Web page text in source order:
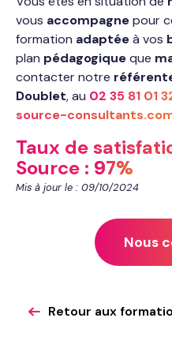
vous accompagnepour
formation adaptéeà vos
plan pédagogiqueque
contacter notre
Doublet, au 02 35 81 01
source-
Taux de
Source : 97%
Mis à jour le : 09/10/2024
Nous
Retour aux